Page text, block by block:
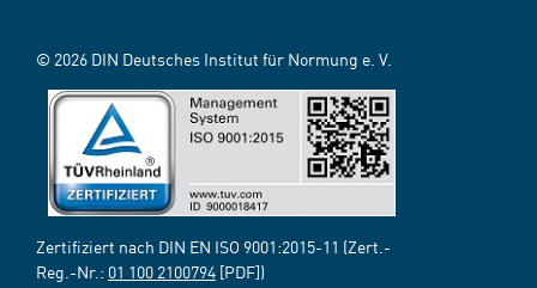
© 2026 DIN Deutsches Institut für Normung e. V.
Zertifiziert nach DIN EN ISO 9001:2015-11 (Zert.-
Reg.-Nr.: 01 100 2100794 [PDF])